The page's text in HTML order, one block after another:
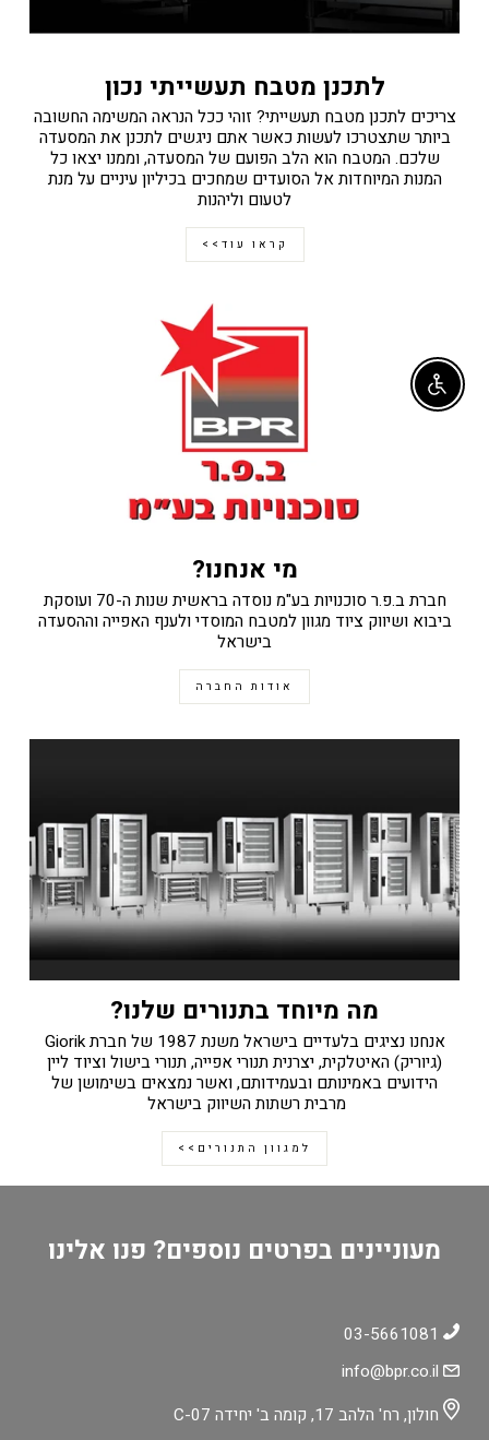
לתכנן מטבח תעשייתי נכון
צריכים לתכנן מטבח תעשייתי? זוהי ככל הנראה המשימה החשובה
ביותר שתצטרכו לעשות כאשר אתם ניגשים לתכנן את המסעדה
שלכם. המטבח הוא הלב הפועם של המסעדה, וממנו יצאו כל
המנות המיוחדות אל הסועדים שמחכים בכיליון עיניים על מנת
לטעום וליהנות
קראו עוד>>
מי אנחנו?
חברת ב.פ.ר סוכנויות בע"מ נוסדה בראשית שנות ה-70 ועוסקת
ביבוא ושיווק ציוד מגוון למטבח המוסדי ולענף האפייה וההסעדה
בישראל
אודות החברה
מה מיוחד בתנורים שלנו?
אנחנו נציגים בלעדיים בישראל משנת 1987 של חברת Giorik
(גיוריק) האיטלקית, יצרנית תנורי אפייה, תנורי בישול וציוד ליין
הידועים באמינותם ובעמידותם, ואשר נמצאים בשימושן של
מרבית רשתות השיווק בישראל
למגוון התנורים>>
מעוניינים בפרטים נוספים? פנו אלינו
חולון, רח' הלהב 17, קומה ב' יחידה C-07
Enable accessibility